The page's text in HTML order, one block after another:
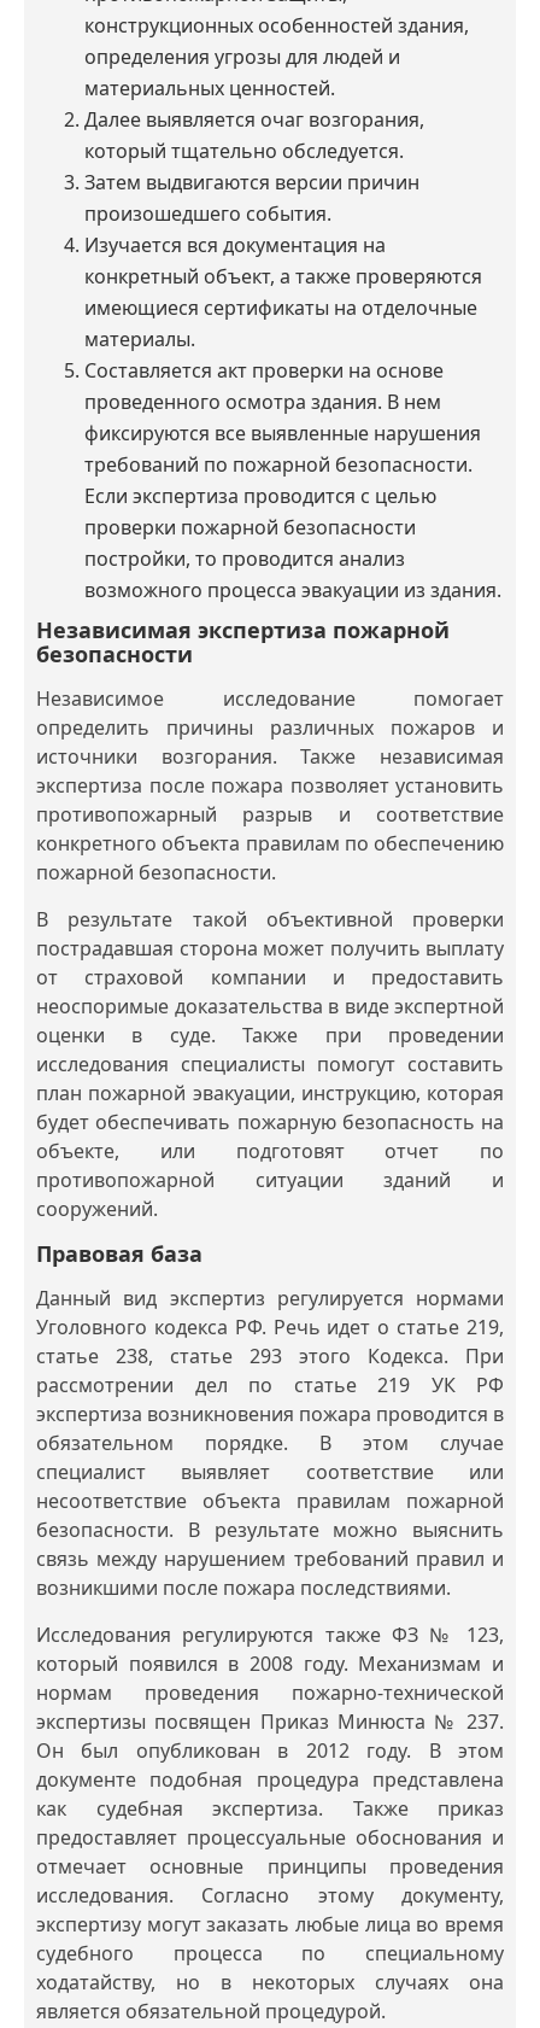
конструкционных особенностей здания,
определения угрозы для людей и
материальных ценностей.
Далее выявляется очаг возгорания,
который тщательно обследуется.
Затем выдвигаются версии причин
произошедшего события.
Изучается вся документация на
конкретный объект, а также проверяются
имеющиеся сертификаты на отделочные
материалы.
Составляется акт проверки на основе
проведенного осмотра здания. В нем
фиксируются все выявленные нарушения
требований по пожарной безопасности.
Если экспертиза проводится с целью
проверки пожарной безопасности
постройки, то проводится анализ
возможного процесса эвакуации из здания.
Независимая экспертиза пожарной
безопасности
Независимое исследование помогает
определить причины различных пожаров и
источники возгорания. Также независимая
экспертиза после пожара позволяет установить
противопожарный разрыв и соответствие
конкретного объекта правилам по обеспечению
пожарной безопасности.
В результате такой объективной проверки
пострадавшая сторона может получить выплату
от страховой компании и предоставить
неоспоримые доказательства в виде экспертной
оценки в суде. Также при проведении
исследования специалисты помогут составить
план пожарной эвакуации, инструкцию, которая
будет обеспечивать пожарную безопасность на
объекте, или подготовят отчет по
противопожарной ситуации зданий и
сооружений.
Правовая база
Данный вид экспертиз регулируется нормами
Уголовного кодекса РФ. Речь идет о статье 219,
статье 238, статье 293 этого Кодекса. При
рассмотрении дел по статье 219 УК РФ
экспертиза возникновения пожара проводится в
обязательном порядке. В этом случае
специалист выявляет соответствие или
несоответствие объекта правилам пожарной
безопасности. В результате можно выяснить
связь между нарушением требований правил и
возникшими после пожара последствиями.
Исследования регулируются также ФЗ № 123,
который появился в 2008 году. Механизмам и
нормам проведения пожарно-технической
экспертизы посвящен Приказ Минюста № 237.
Он был опубликован в 2012 году. В этом
документе подобная процедура представлена
как судебная экспертиза. Также приказ
предоставляет процессуальные обоснования и
отмечает основные принципы проведения
исследования. Согласно этому документу,
экспертизу могут заказать любые лица во время
судебного процесса по специальному
ходатайству, но в некоторых случаях она
является обязательной процедурой.